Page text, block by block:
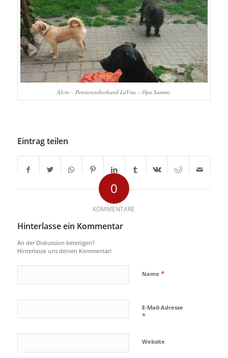
Alvin – Pensionsoberhund LaVita – Opa Sammy
Eintrag teilen
0
KOMMENTARE
Hinterlasse ein Kommentar
An der Diskussion beteiligen?
Hinterlasse uns deinen Kommentar!
Name *
E-Mail-Adresse
*
Website